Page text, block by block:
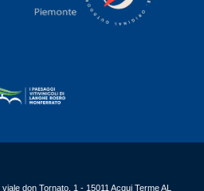
don Tornato, 1 - 15011 Acqui Terme AL